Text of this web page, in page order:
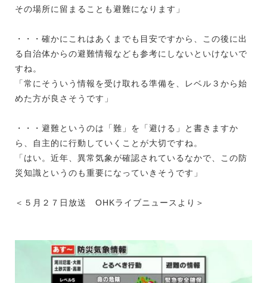
その場所に留まることも避難になります」
・・・確かにこれはあくまでも目安ですから、この後に出
る自治体からの避難情報なども参考にしないといけないで
すね。
「常にそういう情報を受け取れる準備を、レベル３から始
めた方が良さそうです」
・・・避難というのは「難」を「避ける」と書きますか
ら、自主的に行動していくことが大切ですね。
「はい。近年、異常気象が確認されているなかで、この防
災知識というのも重要になっていきそうです」
＜５月２７日放送 OHKライブニュースより＞